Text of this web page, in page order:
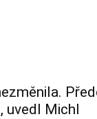
uvedl Michl